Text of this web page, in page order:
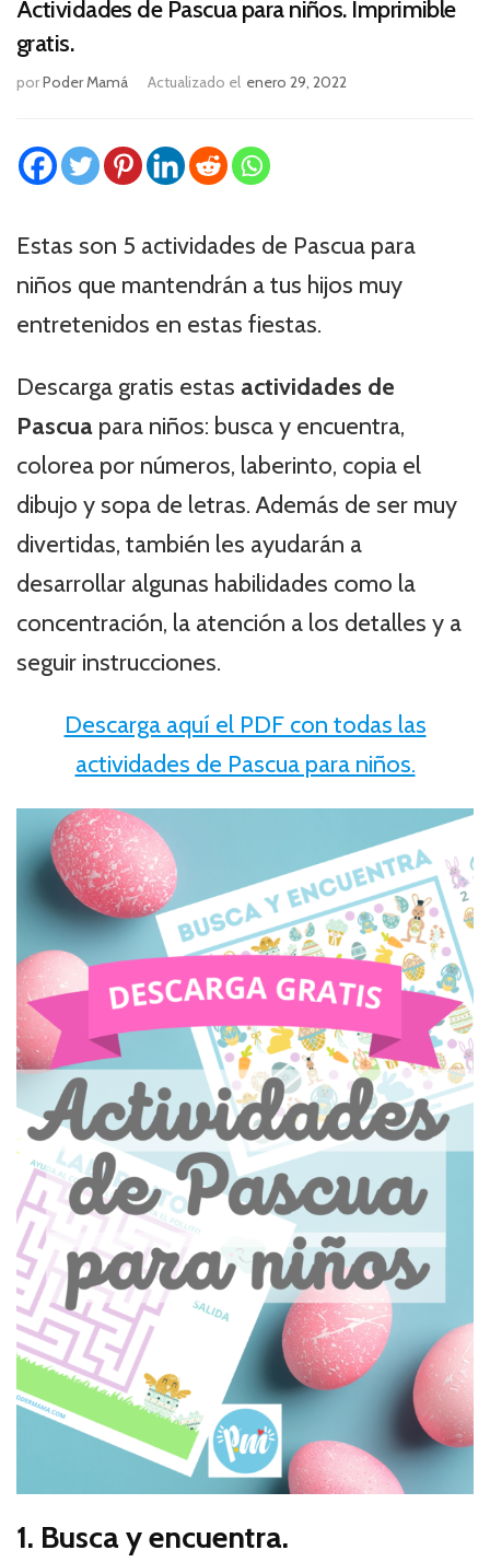
Actividades de Pascua para niños. Imprimible
gratis.
porPoder Mamá Actualizado el enero 29, 2022
Estas son 5 actividades de Pascua para
niños que mantendrán a tus hijos muy
entretenidos en estas fiestas.
Descarga gratis estas actividades de
Pascua para niños: busca y encuentra,
colorea por números, laberinto, copia el
dibujo y sopa de letras. Además de ser muy
divertidas, también les ayudarán a
desarrollar algunas habilidades como la
concentración, la atención a los detalles y a
seguir instrucciones.
Descarga aquí el PDF con todas las
actividades de Pascua para niños.
1. Busca y encuentra.